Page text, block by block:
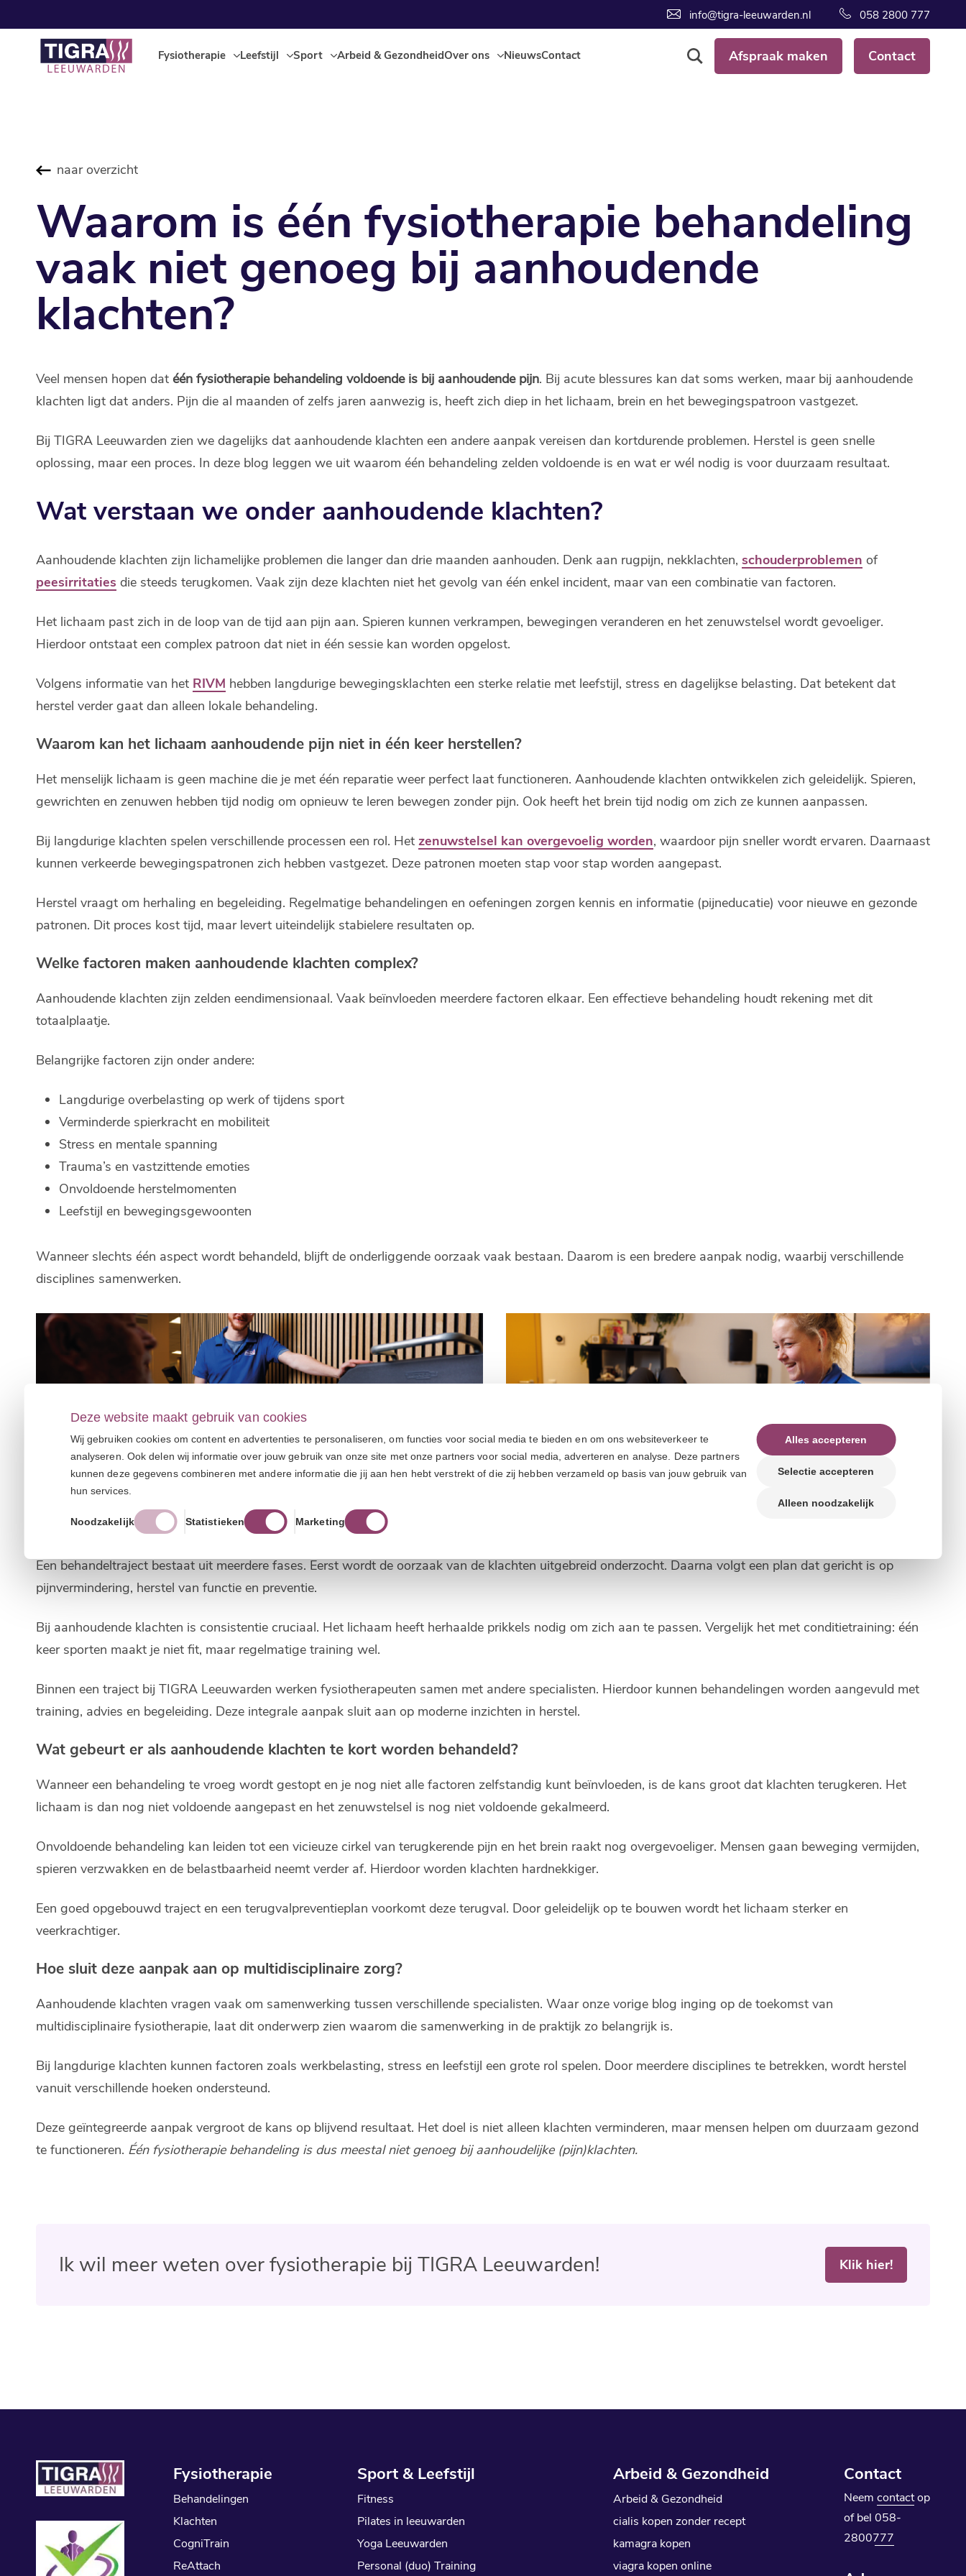
Deze website maakt gebruik van cookies
Wij gebruiken cookies om content en advertenties te personaliseren, om functies voor social media te bieden en om ons websiteverkeer te
analyseren. Ook delen wij informatie over jouw gebruik van onze site met onze partners voor social media, adverteren en analyse. Deze partners
kunnen deze gegevens combineren met andere informatie die jij aan hen hebt verstrekt of die zij hebben verzameld op basis van jouw gebruik van
hun services.
Noodzakelijk Statistieken Marketing
Alles accepteren
Selectie accepteren
Alleen noodzakelijk
info@tigra-leeuwarden.nl 058 2800 777
Fysiotherapie Leefstijl Sport Arbeid & GezondheidOver ons NieuwsContact Afspraak maken Contact
naar overzicht
Waarom is één fysiotherapie behandeling
vaak niet genoeg bij aanhoudende
klachten?
Veel mensen hopen dat één fysiotherapie behandeling voldoende is bij aanhoudende pijn. Bij acute blessures kan dat soms werken, maar bij aanhoudende
klachten ligt dat anders. Pijn die al maanden of zelfs jaren aanwezig is, heeft zich diep in het lichaam, brein en het bewegingspatroon vastgezet.
Bij TIGRA Leeuwarden zien we dagelijks dat aanhoudende klachten een andere aanpak vereisen dan kortdurende problemen. Herstel is geen snelle
oplossing, maar een proces. In deze blog leggen we uit waarom één behandeling zelden voldoende is en wat er wél nodig is voor duurzaam resultaat.
Wat verstaan we onder aanhoudende klachten?
Aanhoudende klachten zijn lichamelijke problemen die langer dan drie maanden aanhouden. Denk aan rugpijn, nekklachten, schouderproblemen of
peesirritaties die steeds terugkomen. Vaak zijn deze klachten niet het gevolg van één enkel incident, maar van een combinatie van factoren.
Het lichaam past zich in de loop van de tijd aan pijn aan. Spieren kunnen verkrampen, bewegingen veranderen en het zenuwstelsel wordt gevoeliger.
Hierdoor ontstaat een complex patroon dat niet in één sessie kan worden opgelost.
Volgens informatie van het RIVM hebben langdurige bewegingsklachten een sterke relatie met leefstijl, stress en dagelijkse belasting. Dat betekent dat
herstel verder gaat dan alleen lokale behandeling.
Waarom kan het lichaam aanhoudende pijn niet in één keer herstellen?
Het menselijk lichaam is geen machine die je met één reparatie weer perfect laat functioneren. Aanhoudende klachten ontwikkelen zich geleidelijk. Spieren,
gewrichten en zenuwen hebben tijd nodig om opnieuw te leren bewegen zonder pijn. Ook heeft het brein tijd nodig om zich ze kunnen aanpassen.
Bij langdurige klachten spelen verschillende processen een rol. Het zenuwstelsel kan overgevoelig worden, waardoor pijn sneller wordt ervaren. Daarnaast
kunnen verkeerde bewegingspatronen zich hebben vastgezet. Deze patronen moeten stap voor stap worden aangepast.
Herstel vraagt om herhaling en begeleiding. Regelmatige behandelingen en oefeningen zorgen kennis en informatie (pijneducatie) voor nieuwe en gezonde
patronen. Dit proces kost tijd, maar levert uiteindelijk stabielere resultaten op.
Welke factoren maken aanhoudende klachten complex?
Aanhoudende klachten zijn zelden eendimensionaal. Vaak beïnvloeden meerdere factoren elkaar. Een effectieve behandeling houdt rekening met dit
totaalplaatje.
Belangrijke factoren zijn onder andere:
Langdurige overbelasting op werk of tijdens sport
Verminderde spierkracht en mobiliteit
Stress en mentale spanning
Trauma’s en vastzittende emoties
Onvoldoende herstelmomenten
Leefstijl en bewegingsgewoonten
Wanneer slechts één aspect wordt behandeld, blijft de onderliggende oorzaak vaak bestaan. Daarom is een bredere aanpak nodig, waarbij verschillende
disciplines samenwerken.
Hoe helpt een behandeltraject bij duurzaam herstel?
Een behandeltraject bestaat uit meerdere fases. Eerst wordt de oorzaak van de klachten uitgebreid onderzocht. Daarna volgt een plan dat gericht is op
pijnvermindering, herstel van functie en preventie.
Bij aanhoudende klachten is consistentie cruciaal. Het lichaam heeft herhaalde prikkels nodig om zich aan te passen. Vergelijk het met conditietraining: één
keer sporten maakt je niet fit, maar regelmatige training wel.
Binnen een traject bij TIGRA Leeuwarden werken fysiotherapeuten samen met andere specialisten. Hierdoor kunnen behandelingen worden aangevuld met
training, advies en begeleiding. Deze integrale aanpak sluit aan op moderne inzichten in herstel.
Wat gebeurt er als aanhoudende klachten te kort worden behandeld?
Wanneer een behandeling te vroeg wordt gestopt en je nog niet alle factoren zelfstandig kunt beïnvloeden, is de kans groot dat klachten terugkeren. Het
lichaam is dan nog niet voldoende aangepast en het zenuwstelsel is nog niet voldoende gekalmeerd.
Onvoldoende behandeling kan leiden tot een vicieuze cirkel van terugkerende pijn en het brein raakt nog overgevoeliger. Mensen gaan beweging vermijden,
spieren verzwakken en de belastbaarheid neemt verder af. Hierdoor worden klachten hardnekkiger.
Een goed opgebouwd traject en een terugvalpreventieplan voorkomt deze terugval. Door geleidelijk op te bouwen wordt het lichaam sterker en
veerkrachtiger.
Hoe sluit deze aanpak aan op multidisciplinaire zorg?
Aanhoudende klachten vragen vaak om samenwerking tussen verschillende specialisten. Waar onze vorige blog inging op de toekomst van
multidisciplinaire fysiotherapie, laat dit onderwerp zien waarom die samenwerking in de praktijk zo belangrijk is.
Bij langdurige klachten kunnen factoren zoals werkbelasting, stress en leefstijl een grote rol spelen. Door meerdere disciplines te betrekken, wordt herstel
vanuit verschillende hoeken ondersteund.
Deze geïntegreerde aanpak vergroot de kans op blijvend resultaat. Het doel is niet alleen klachten verminderen, maar mensen helpen om duurzaam gezond
te functioneren. Één fysiotherapie behandeling is dus meestal niet genoeg bij aanhoudelijke (pijn)klachten.
Ik wil meer weten over fysiotherapie bij TIGRA Leeuwarden! Klik hier!
Fysiotherapie
Behandelingen
Klachten
CogniTrain
ReAttach
Sport & Leefstijl
Fitness
Pilates in leeuwarden
Yoga Leeuwarden
Personal (duo) Training
Arbeid & Gezondheid
Arbeid & Gezondheid
cialis kopen zonder recept
kamagra kopen
viagra kopen online
Contact
Neem contactop
of bel 058-
2800777